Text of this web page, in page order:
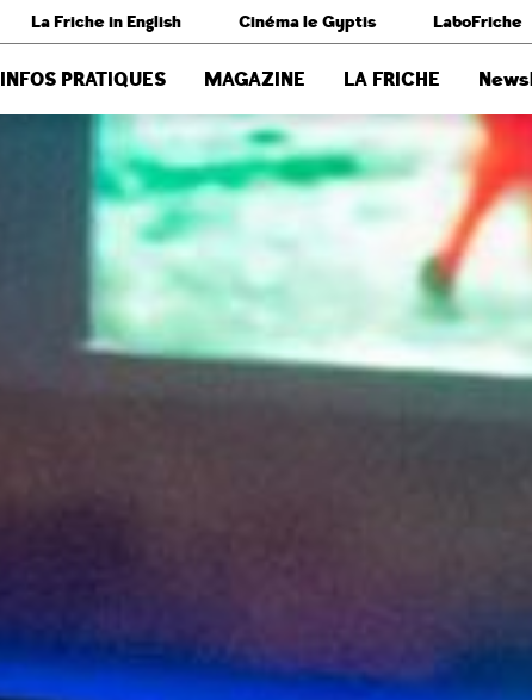
La Friche in English Cinéma le Gyptis LaboFriche
INFOS PRATIQUES MAGAZINE LA FRICHE